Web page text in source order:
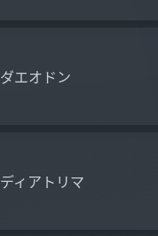
ダエオドン
ディアトリマ